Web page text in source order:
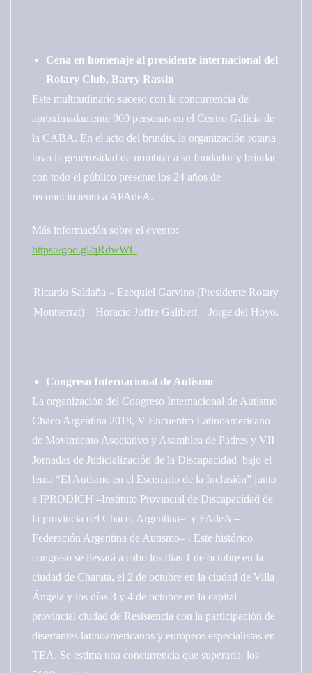
Cena en homenaje al presidente internacional del
Rotary Club, Barry Rassin
Este multitudinario suceso con la concurrencia de
aproximadamente 900 personas en el Centro Galicia de
la CABA. En el acto del brindis, la organización rotaria
tuvo la generosidad de nombrar a su fundador y brindar
con todo el público presente los 24 años de
reconocimiento a APAdeA.
Más información sobre el evento:
https://goo.gl/qRdwWC
Ricardo Saldaña – Ezequiel Garvino (Presidente Rotary
Montserrat) – Horacio Joffre Galibert – Jorge del Hoyo.
Congreso Internacional de Autismo
La organización del Congreso Internacional de Autismo
Chaco Argentina 2018, V Encuentro Latinoamericano
de Movimiento Asociativo y Asamblea de Padres y VII
Jornadas de Judicialización de la Discapacidad bajo el
lema “El Autismo en el Escenario de la Inclusión” junto
a IPRODICH –Instituto Provincial de Discapacidad de
la provincia del Chaco, Argentina– y FAdeA –
Federación Argentina de Autismo– . Este histórico
congreso se llevará a cabo los días 1 de octubre en la
ciudad de Charata, el 2 de octubre en la ciudad de Villa
Ángela y los días 3 y 4 de octubre en la capital
provincial ciudad de Resistencia con la participación de
disertantes latinoamericanos y europeos especialistas en
TEA. Se estima una concurrencia que superaría los